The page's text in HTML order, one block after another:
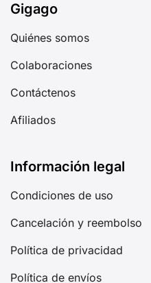
Gigago
Quiénes somos
Colaboraciones
Contáctenos
Afiliados
Información legal
Condiciones de uso
Cancelación y reembolso
Política de privacidad
Política de envíos